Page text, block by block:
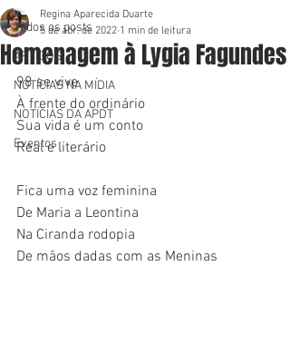
Todos os posts
ARTIGOS
NOTÍCIAS NA MÍDIA
NOTÍCIAS DA APDT
Eventos
Homenagem à Lygia Fagundes
Regina Aparecida Duarte
5 de abr. de 2022 1 min de leitura
98 se vive
À frente do ordinário
Sua vida é um conto
Real e literário
Fica uma voz feminina
De Maria a Leontina
Na Ciranda rodopia
De mãos dadas com as Meninas